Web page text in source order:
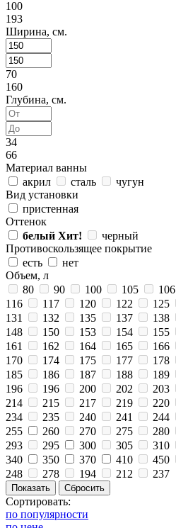
100
193
Ширина, см.
70
160
Глубина, см.
34
66
Материал ванны
акрил
сталь
чугун
Вид установки
пристенная
Оттенок
белый Хит!
черный
Противоскользящее покрытие
есть
нет
Объем, л
80
90 100 105 106
116
117 120 122 125
131
132 135 137 138
148
150 153 154 155
161
162 164 165 166
170
174 175 177 178
185
186 187 188 189
196
196 200 202 203
214
215 217 219 220
234
235 240 241 244
255
260 270 275 280
293
295 300 305 310
340
350 370 410 450
248
278 194 212 237
Сортировать:
по популярности